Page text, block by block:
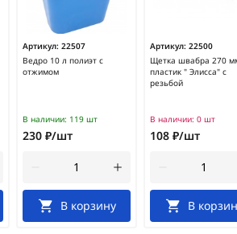
Артикул: 22507
Ведро 10 л полиэт с
отжимом
В наличии: 119 шт
230 ₽/шт
В корзину
Артикул: 22500
Щетка швабра 270
пластик " Элисса" с
резьбой
В наличии: 0 шт
108 ₽/шт
В